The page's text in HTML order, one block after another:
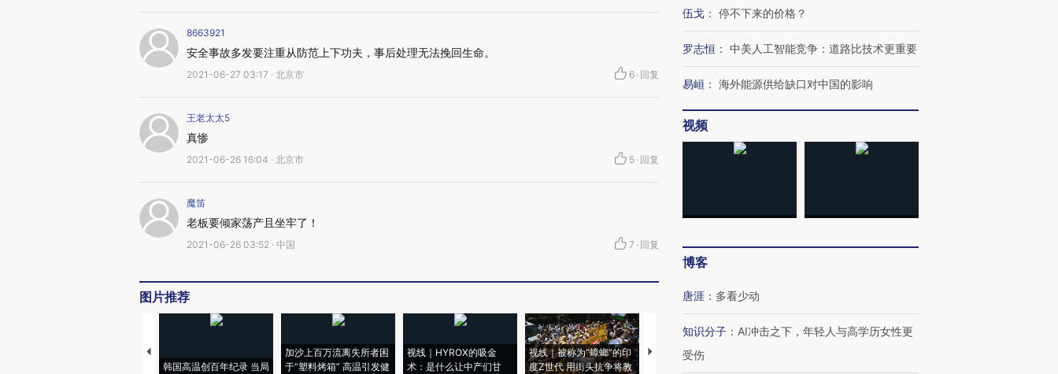
8663921
安全事故多发要注重从防范上下功夫，事后处理无法挽回生命。
2021-06-27 03:17 · 北京市 6 · 回复
王老太太5
真惨
2021-06-26 16:04 · 北京市 5 · 回复
魔笛
老板要倾家荡产且坐牢了！
2021-06-26 03:52 · 中国 7 · 回复
图片推荐
韩国高温创百年纪录 当局
加沙上百万流离失所者困
于“塑料烤箱” 高温引发健
视线｜HYROX的吸金
术：是什么让中产们甘
视线｜被称为“蟑螂”的印
度Z世代 用街头抗争将教
视线｜“入侵”还是“人道危
伍戈 ： 停不下来的价格？
罗志恒 ： 中美人工智能竞争：道路比技术更重要
易峘 ： 海外能源供给缺口对中国的影响
视频
博客
唐涯 ： 多看少动
知识分子 ： AI冲击之下，年轻人与高学历女性更
受伤